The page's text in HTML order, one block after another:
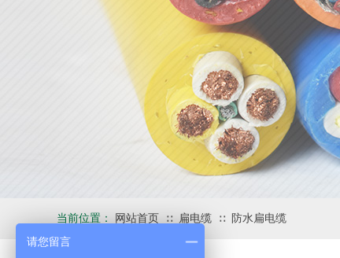
网站首页 ∷ 扁电缆 ∷ 防水扁电缆
当前位置：
请您留言